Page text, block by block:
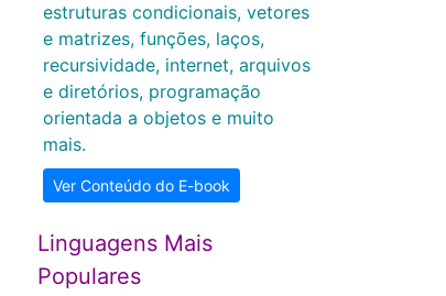
estruturas condicionais, vetores
e matrizes, funções, laços,
recursividade, internet, arquivos
e diretórios, programação
orientada a objetos e muito
mais.
Ver Conteúdo do E-book
Linguagens Mais
Populares